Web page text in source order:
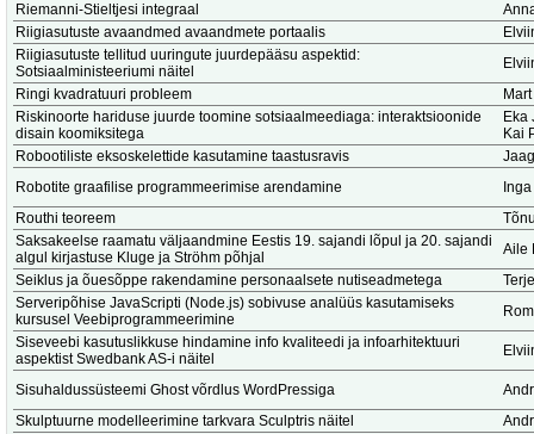
Riemanni-Stieltjesi integraal
Riigiasutuste avaandmed avaandmete portaalis
Riigiasutuste tellitud uuringute juurdepääsu aspektid:
Sotsiaalministeeriumi näitel
Ringi kvadratuuri probleem
Riskinoorte hariduse juurde toomine sotsiaalmeediaga: interaktsioonide
disain koomiksitega
Eka
Kai
Robootiliste eksoskelettide kasutamine taastusravis
Robotite graafilise programmeerimise arendamine
Routhi teoreem
Saksakeelse raamatu väljaandmine Eestis 19. sajandi lõpul ja 20. sajandi
algul kirjastuse Kluge ja Ströhm põhjal
Aile
Seiklus ja õuesõppe rakendamine personaalsete nutiseadmetega
Serveripõhise JavaScripti (Node.js) sobivuse analüüs kasutamiseks
kursusel Veebiprogrammeerimine
Siseveebi kasutuslikkuse hindamine info kvaliteedi ja infoarhitektuuri
aspektist Swedbank AS-i näitel
Sisuhaldussüsteemi Ghost võrdlus WordPressiga
Skulptuurne modelleerimine tarkvara Sculptris näitel